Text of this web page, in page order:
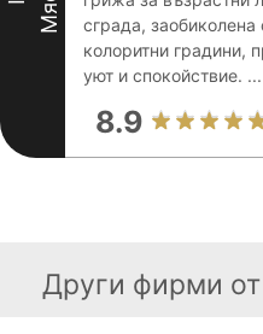
сграда, заобиколена
колоритни градини,
уют и спокойствие. ...
8.9
Други фирми